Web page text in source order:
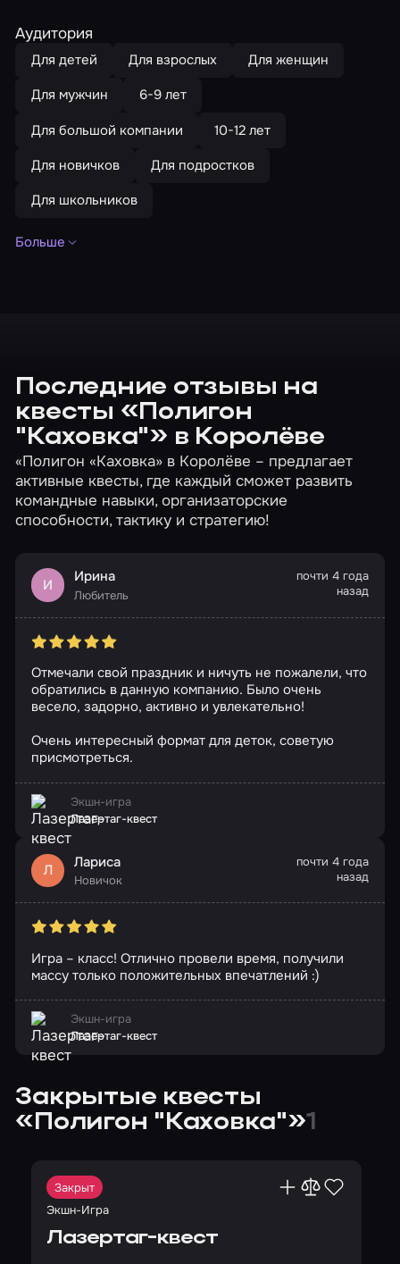
Аудитория
Для детей Для взрослых
Для женщин
Для мужчин
6-9 лет
Для большой компании
10-12 лет
Для новичков
Для подростков
Для школьников
Праздники и события
До 15 человек
До 20 человек
До 25 человек
До 30 человек
До 5 человек
До 6 человек
До 7 человек
До 8 человек
До 9 человек
Семейные
Спортивные
Больше
Последние отзывы на
квесты «Полигон
"Каховка"» в Королёве
«Полигон «Каховка» в Королёве – предлагает
активные квесты, где каждый сможет развить
командные навыки, организаторские
способности, тактику и стратегию!
И Ирина
Любитель
почти 4 года
назад
Отмечали свой праздник и ничуть не пожалели, что
обратились в данную компанию. Было очень
весело, задорно, активно и увлекательно!
Очень интересный формат для деток, советую
присмотреться.
Экшн-игра
Лазертаг-квест
Л Лариса
Новичок
почти 4 года
назад
Игра – класс! Отлично провели время, получили
массу только положительных впечатлений :)
Экшн-игра
Лазертаг-квест
Закрытые квесты
«Полигон "Каховка"»1
Закрыт
Экшн-Игра
Лазертаг-квест